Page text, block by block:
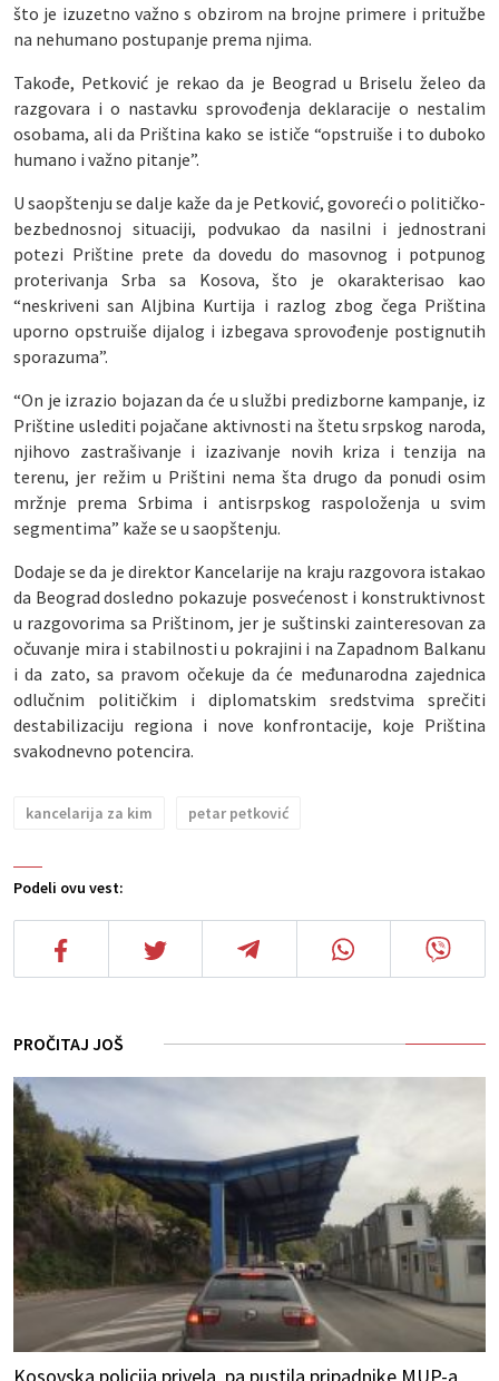
Podeli ovu vest:
što je izuzetno važno s obzirom na brojne primere i pritužbe
na nehumano postupanje prema njima.
Takođe, Petković je rekao da je Beograd u Briselu želeo da
razgovara i o nastavku sprovođenja deklaracije o nestalim
osobama, ali da Priština kako se ističe “opstruiše i to duboko
humano i važno pitanje”.
U saopštenju se dalje kaže da je Petković, govoreći o političko-
bezbednosnoj situaciji, podvukao da nasilni i jednostrani
potezi Prištine prete da dovedu do masovnog i potpunog
proterivanja Srba sa Kosova, što je okarakterisao kao
“neskriveni san Aljbina Kurtija i razlog zbog čega Priština
uporno opstruiše dijalog i izbegava sprovođenje postignutih
sporazuma”.
“On je izrazio bojazan da će u službi predizborne kampanje, iz
Prištine uslediti pojačane aktivnosti na štetu srpskog naroda,
njihovo zastrašivanje i izazivanje novih kriza i tenzija na
terenu, jer režim u Prištini nema šta drugo da ponudi osim
mržnje prema Srbima i antisrpskog raspoloženja u svim
segmentima” kaže se u saopštenju.
Dodaje se da je direktor Kancelarije na kraju razgovora istakao
da Beograd dosledno pokazuje posvećenost i konstruktivnost
u razgovorima sa Prištinom, jer je suštinski zainteresovan za
očuvanje mira i stabilnosti u pokrajini i na Zapadnom Balkanu
i da zato, sa pravom očekuje da će međunarodna zajednica
odlučnim političkim i diplomatskim sredstvima sprečiti
destabilizaciju regiona i nove konfrontacije, koje Priština
svakodnevno potencira.
kancelarija za kim petar petković
PROČITAJ JOŠ